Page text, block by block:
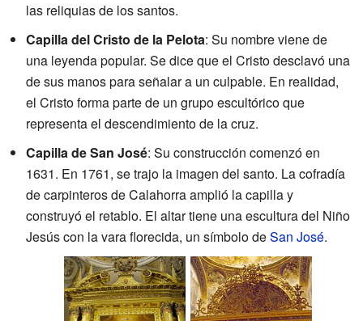
las reliquias de los santos.
Capilla del Cristo de la Pelota: Su nombre viene de
una leyenda popular. Se dice que el Cristo desclavó una
de sus manos para señalar a un culpable. En realidad,
el Cristo forma parte de un grupo escultórico que
representa el descendimiento de la cruz.
Capilla de San José: Su construcción comenzó en
1631. En 1761, se trajo la imagen del santo. La cofradía
de carpinteros de Calahorra amplió la capilla y
construyó el retablo. El altar tiene una escultura del Niño
Jesús con la vara florecida, un símbolo deSan José.